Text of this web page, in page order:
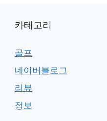
카테고리
골프
네이버블로그
리뷰
정보